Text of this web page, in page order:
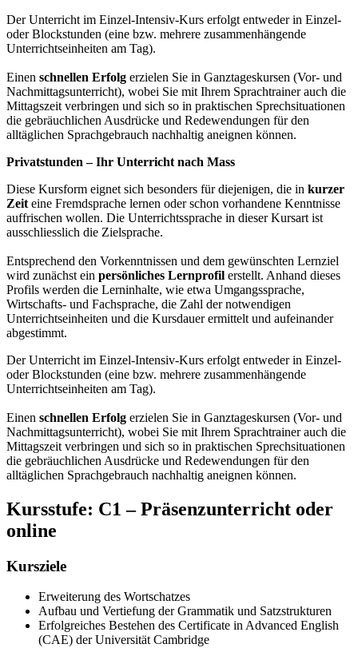
Der Unterricht im Einzel-Intensiv-Kurs erfolgt entweder in Einzel-
oder Blockstunden (eine bzw. mehrere zusammenhängende
Unterrichtseinheiten am Tag).
Einen schnellen Erfolg erzielen Sie in Ganztageskursen (Vor- und
Nachmittagsunterricht), wobei Sie mit Ihrem Sprachtrainer auch die
Mittagszeit verbringen und sich so in praktischen Sprechsituationen
die gebräuchlichen Ausdrücke und Redewendungen für den
alltäglichen Sprachgebrauch nachhaltig aneignen können.
Privatstunden – Ihr Unterricht nach Mass
Diese Kursform eignet sich besonders für diejenigen, die in kurzer
Zeit eine Fremdsprache lernen oder schon vorhandene Kenntnisse
auffrischen wollen. Die Unterrichtssprache in dieser Kursart ist
ausschliesslich die Zielsprache.
Entsprechend den Vorkenntnissen und dem gewünschten Lernziel
wird zunächst ein persönliches Lernprofil erstellt. Anhand dieses
Profils werden die Lerninhalte, wie etwa Umgangssprache,
Wirtschafts- und Fachsprache, die Zahl der notwendigen
Unterrichtseinheiten und die Kursdauer ermittelt und aufeinander
abgestimmt.
Der Unterricht im Einzel-Intensiv-Kurs erfolgt entweder in Einzel-
oder Blockstunden (eine bzw. mehrere zusammenhängende
Unterrichtseinheiten am Tag).
Einen schnellen Erfolg erzielen Sie in Ganztageskursen (Vor- und
Nachmittagsunterricht), wobei Sie mit Ihrem Sprachtrainer auch die
Mittagszeit verbringen und sich so in praktischen Sprechsituationen
die gebräuchlichen Ausdrücke und Redewendungen für den
alltäglichen Sprachgebrauch nachhaltig aneignen können.
Kursstufe: C1 – Präsenzunterricht oder
online
Kursziele
Erweiterung des Wortschatzes
Aufbau und Vertiefung der Grammatik und Satzstrukturen
Erfolgreiches Bestehen des Certificate in Advanced English
(CAE) der Universität Cambridge